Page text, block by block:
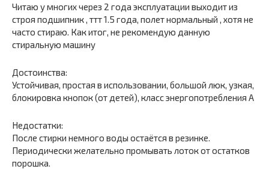
Читаю у многих через 2 года эксплуатации выходит из
строя подшипник , ттт 1.5 года, полет нормальный , хотя не
часто стираю. Как итог, не рекомендую данную
стиральную машину
Достоинства:
Устойчивая, простая в использовании, большой люк, узкая,
блокировка кнопок (от детей), класс энергопотребления A
Недостатки:
После стирки немного воды остаётся в резинке.
Периодически желательно промывать лоток от остатков
порошка.